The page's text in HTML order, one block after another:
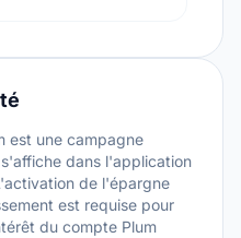
est une campagne
dans l'application
de l'épargne
est requise pour
du compte Plum